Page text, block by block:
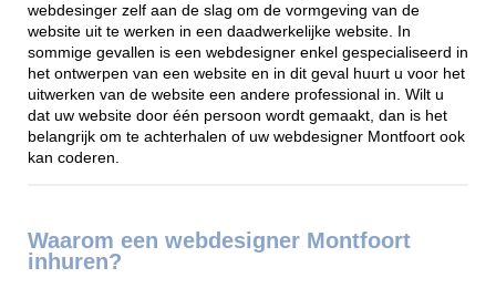
webdesinger zelf aan de slag om de vormgeving van de
website uit te werken in een daadwerkelijke website. In
sommige gevallen is een webdesigner enkel gespecialiseerd in
het ontwerpen van een website en in dit geval huurt u voor het
uitwerken van de website een andere professional in. Wilt u
dat uw website door één persoon wordt gemaakt, dan is het
belangrijk om te achterhalen of uw webdesigner Montfoort ook
kan coderen.
Waarom een webdesigner Montfoort
inhuren?